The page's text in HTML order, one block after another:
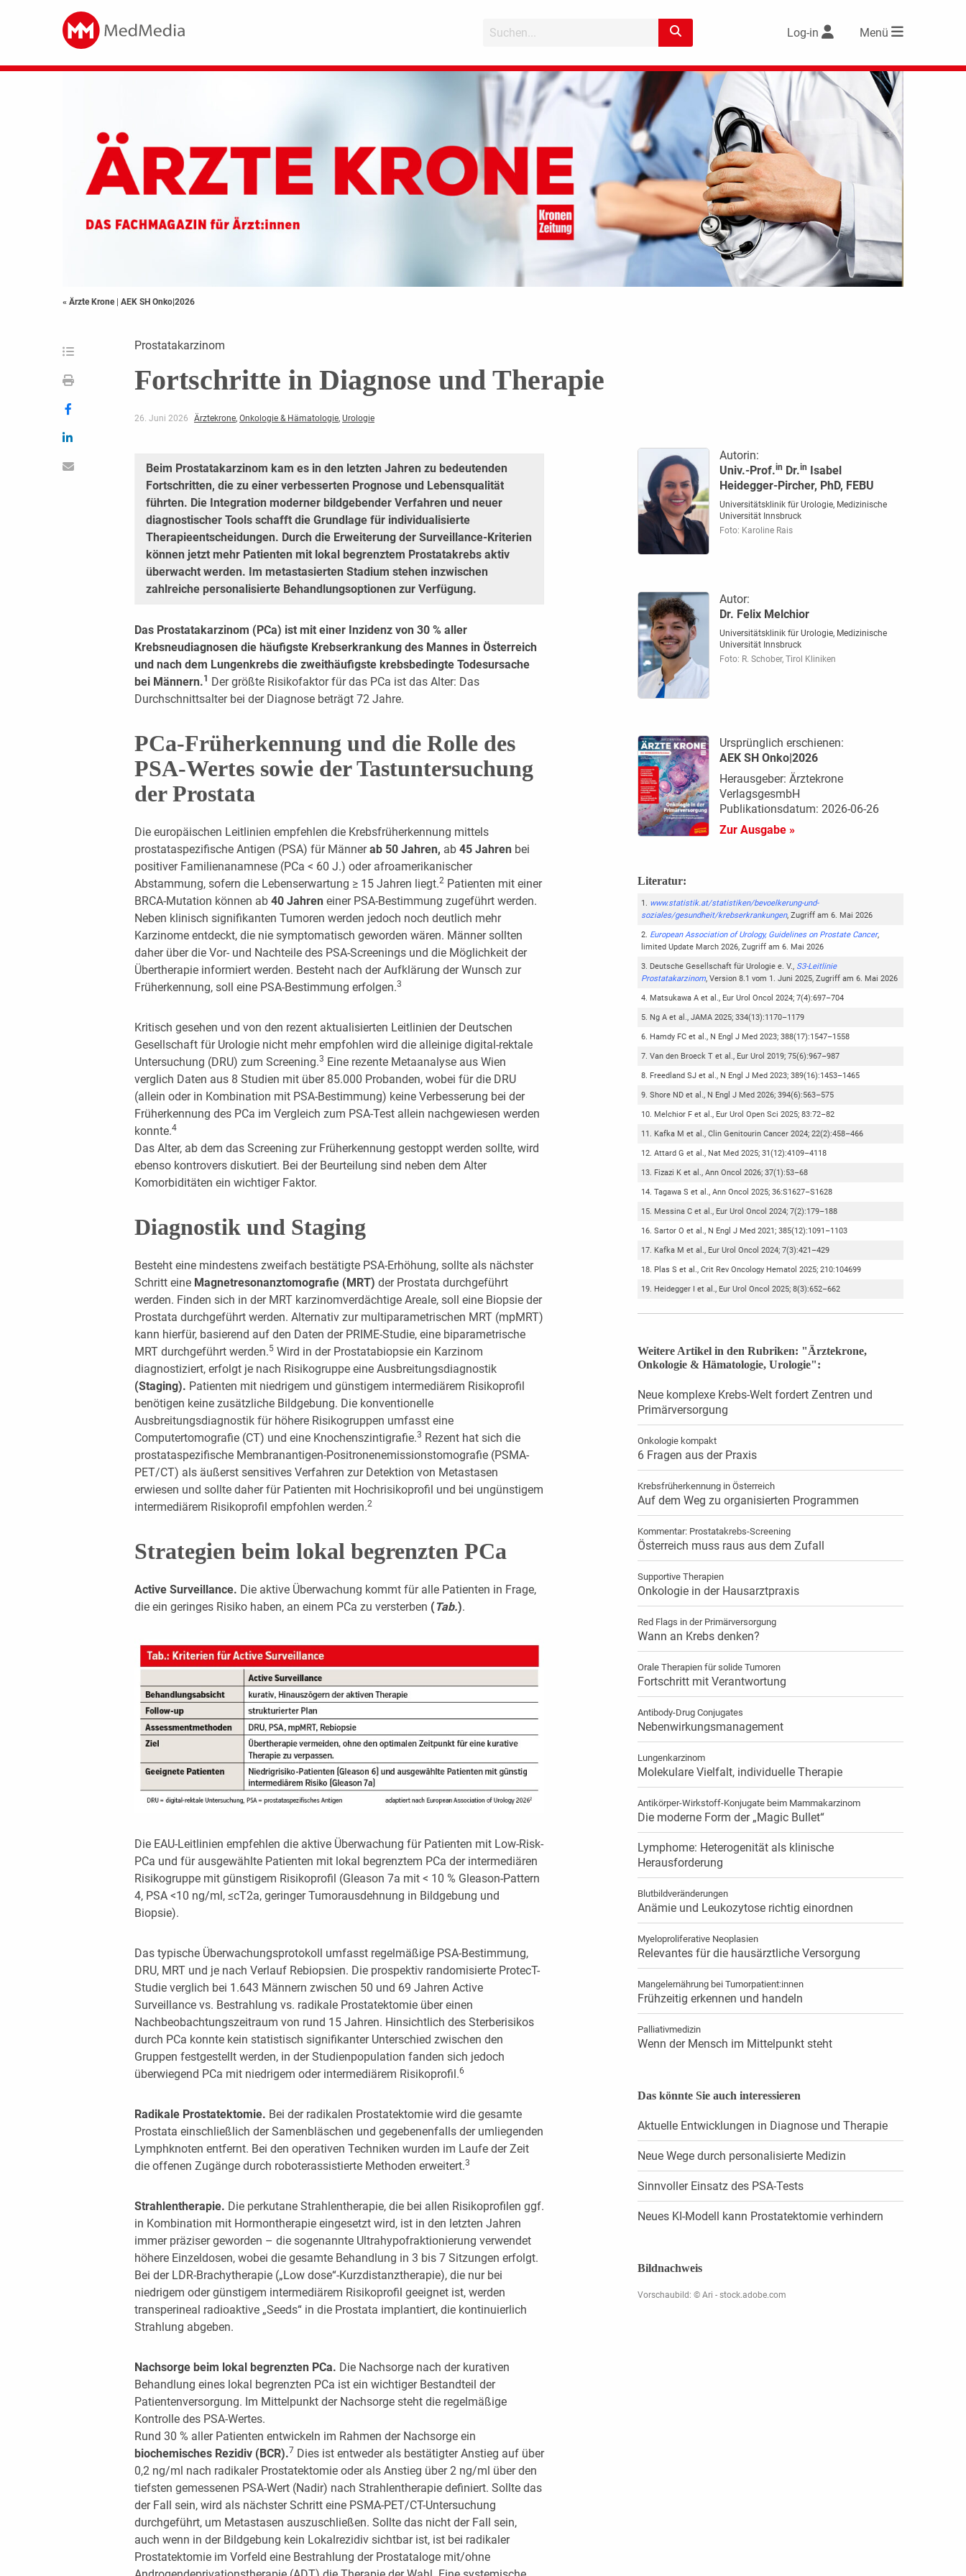
Log-in Menü
« Ärzte Krone | AEK SH Onko|2026
Prostatakarzinom
Fortschritte in Diagnose und Therapie
26. Juni 2026 Ärztekrone, Onkologie & Hämatologie, Urologie
Beim Prostatakarzinom kam es in den letzten Jahren zu bedeutenden
Fortschritten, die zu einer verbesserten Prognose und Lebensqualität
führten. Die Integration moderner bildgebender Verfahren und neuer
diagnostischer Tools schafft die Grundlage für individualisierte
Therapieentscheidungen. Durch die Erweiterung der Surveillance-Kriterien
können jetzt mehr Patienten mit lokal begrenztem Prostatakrebs aktiv
überwacht werden. Im metastasierten Stadium stehen inzwischen
zahlreiche personalisierte Behandlungsoptionen zur Verfügung.
Das Prostatakarzinom (PCa) ist mit einer Inzidenz von 30 % aller
Krebsneudiagnosen die häufigste Krebserkrankung des Mannes in Österreich
und nach dem Lungenkrebs die zweithäufigste krebsbedingte Todesursache
bei Männern.1 Der größte Risikofaktor für das PCa ist das Alter: Das
Durchschnittsalter bei der Diagnose beträgt 72 Jahre.
PCa-Früherkennung und die Rolle des
PSA-Wertes sowie der Tastuntersuchung
der Prostata
Die europäischen Leitlinien empfehlen die Krebsfrüherkennung mittels
prostataspezifische Antigen (PSA) für Männerab 50 Jahren, ab45 Jahrenbei
positiver Familienanamnese (PCa < 60 J.) oder afroamerikanischer
Abstammung, sofern die Lebenserwartung ≥ 15 Jahren liegt.2Patienten mit einer
BRCA-Mutation können ab 40 Jahren einer PSA-Bestimmung zugeführt werden.
Neben klinisch signifikanten Tumoren werden jedoch noch deutlich mehr
Karzinome entdeckt, die nie symptomatisch geworden wären. Männer sollten
daher über die Vor- und Nachteile des PSA-Screenings und die Möglichkeit der
Übertherapie informiert werden. Besteht nach der Aufklärung der Wunsch zur
Früherkennung, soll eine PSA-Bestimmung erfolgen.3
Kritisch gesehen und von den rezent aktualisierten Leitlinien der Deutschen
Gesellschaft für Urologie nicht mehr empfohlen wird die alleinige digital-rektale
Untersuchung (DRU) zum Screening.3 Eine rezente Metaanalyse aus Wien
verglich Daten aus 8 Studien mit über 85.000 Probanden, wobei für die DRU
(allein oder in Kombination mit PSA-Bestimmung) keine Verbesserung bei der
Früherkennung des PCa im Vergleich zum PSA-Test allein nachgewiesen werden
konnte.4
Das Alter, ab dem das Screening zur Früherkennung gestoppt werden sollte, wird
ebenso kontrovers diskutiert. Bei der Beurteilung sind neben dem Alter
Komorbiditäten ein wichtiger Faktor.
Diagnostik und Staging
Besteht eine mindestens zweifach bestätigte PSA-Erhöhung, sollte als nächster
Schritt eine Magnetresonanztomografie (MRT) der Prostata durchgeführt
werden. Finden sich in der MRT karzinomverdächtige Areale, soll eine Biopsie der
Prostata durchgeführt werden. Alternativ zur multiparametrischen MRT (mpMRT)
kann hierfür, basierend auf den Daten der PRIME-Studie, eine biparametrische
MRT durchgeführt werden.5Wird in der Prostatabiopsie ein Karzinom
diagnostiziert, erfolgt je nach Risikogruppe eine Ausbreitungsdiagnostik
(Staging). Patienten mit niedrigem und günstigem intermediärem Risikoprofil
benötigen keine zusätzliche Bildgebung. Die konventionelle
Ausbreitungsdiagnostik für höhere Risikogruppen umfasst eine
Computertomografie (CT) und eine Knochenszintigrafie.3 Rezent hat sich die
prostataspezifische Membranantigen-Positronenemissionstomografie (PSMA-
PET/CT) als äußerst sensitives Verfahren zur Detektion von Metastasen
erwiesen und sollte daher für Patienten mit Hochrisikoprofil und bei ungünstigem
intermediärem Risikoprofil empfohlen werden.2
Strategien beim lokal begrenzten PCa
Active Surveillance. Die aktive Überwachung kommt für alle Patienten in Frage,
die ein geringes Risiko haben, an einem PCa zu versterben (Tab.).
Die EAU-Leitlinien empfehlen die aktive Überwachung für Patienten mit Low-Risk-
PCa und für ausgewählte Patienten mit lokal begrenztem PCa der intermediären
Risikogruppe mit günstigem Risikoprofil (Gleason 7a mit < 10 % Gleason-Pattern
4, PSA <10 ng/ml, ≤cT2a, geringer Tumorausdehnung in Bildgebung und
Biopsie).
Das typische Überwachungsprotokoll umfasst regelmäßige PSA-Bestimmung,
DRU, MRT und je nach Verlauf Rebiopsien. Die prospektiv randomisierte ProtecT-
Studie verglich bei 1.643 Männern zwischen 50 und 69 Jahren Active
Surveillance vs. Bestrahlung vs. radikale Prostatektomie über einen
Nachbeobachtungszeitraum von rund 15 Jahren. Hinsichtlich des Sterberisikos
durch PCa konnte kein statistisch signifikanter Unterschied zwischen den
Gruppen festgestellt werden, in der Studienpopulation fanden sich jedoch
überwiegend PCa mit niedrigem oder intermediärem Risikoprofil.6
Radikale Prostatektomie. Bei der radikalen Prostatektomie wird die gesamte
Prostata einschließlich der Samenbläschen und gegebenenfalls der umliegenden
Lymphknoten entfernt. Bei den operativen Techniken wurden im Laufe der Zeit
die offenen Zugänge durch roboterassistierte Methoden erweitert.3
Strahlentherapie. Die perkutane Strahlentherapie, die bei allen Risikoprofilen ggf.
in Kombination mit Hormontherapie eingesetzt wird, ist in den letzten Jahren
immer präziser geworden – die sogenannte Ultrahypofraktionierung verwendet
höhere Einzeldosen, wobei die gesamte Behandlung in 3 bis 7 Sitzungen erfolgt.
Bei der LDR-Brachytherapie („Low dose“-Kurzdistanztherapie), die nur bei
niedrigem oder günstigem intermediärem Risikoprofil geeignet ist, werden
transperineal radioaktive „Seeds“ in die Prostata implantiert, die kontinuierlich
Strahlung abgeben.
Nachsorge beim lokal begrenzten PCa. Die Nachsorge nach der kurativen
Behandlung eines lokal begrenzten PCa ist ein wichtiger Bestandteil der
Patientenversorgung. Im Mittelpunkt der Nachsorge steht die regelmäßige
Kontrolle des PSA-Wertes.
Rund 30 % aller Patienten entwickeln im Rahmen der Nachsorge ein
biochemisches Rezidiv (BCR).7 Dies ist entweder als bestätigter Anstieg auf über
0,2 ng/ml nach radikaler Prostatektomie oder als Anstieg über 2 ng/ml über den
tiefsten gemessenen PSA-Wert (Nadir) nach Strahlentherapie definiert. Sollte das
der Fall sein, wird als nächster Schritt eine PSMA-PET/CT-Untersuchung
durchgeführt, um Metastasen auszuschließen. Sollte das nicht der Fall sein,
auch wenn in der Bildgebung kein Lokalrezidiv sichtbar ist, ist bei radikaler
Prostatektomie im Vorfeld eine Bestrahlung der Prostataloge mit/ohne
Autorin:
Univ.-Prof.in Dr.in Isabel
Heidegger-Pircher, PhD, FEBU
Universitätsklinik für Urologie, Medizinische
Universität Innsbruck
Foto: Karoline Rais
Autor:
Dr. Felix Melchior
Universitätsklinik für Urologie, Medizinische
Universität Innsbruck
Foto: R. Schober, Tirol Kliniken
Ursprünglich erschienen:
AEK SH Onko|2026
Herausgeber: Ärztekrone
VerlagsgesmbH
Publikationsdatum: 2026-06-26
Zur Ausgabe »
Literatur:
www.statistik.at/statistiken/bevoelkerung-und-
soziales/gesundheit/krebserkrankungen, Zugriff am 6. Mai 2026
European Association of Urology, Guidelines on Prostate Cancer,
limited Update March 2026, Zugriff am 6. Mai 2026
Deutsche Gesellschaft für Urologie e. V., S3-Leitlinie
Prostatakarzinom, Version 8.1 vom 1. Juni 2025, Zugriff am 6. Mai 2026
Matsukawa A et al., Eur Urol Oncol 2024; 7(4):697–704
Ng A et al., JAMA 2025; 334(13):1170–1179
Hamdy FC et al., N Engl J Med 2023; 388(17):1547–1558
Van den Broeck T et al., Eur Urol 2019; 75(6):967–987
Freedland SJ et al., N Engl J Med 2023; 389(16):1453–1465
Shore ND et al., N Engl J Med 2026; 394(6):563–575
Melchior F et al., Eur Urol Open Sci 2025; 83:72–82
Kafka M et al., Clin Genitourin Cancer 2024; 22(2):458–466
Attard G et al., Nat Med 2025; 31(12):4109–4118
Fizazi K et al., Ann Oncol 2026; 37(1):53–68
Tagawa S et al., Ann Oncol 2025; 36:S1627–S1628
Messina C et al., Eur Urol Oncol 2024; 7(2):179–188
Sartor O et al., N Engl J Med 2021; 385(12):1091–1103
Kafka M et al., Eur Urol Oncol 2024; 7(3):421–429
Plas S et al., Crit Rev Oncology Hematol 2025; 210:104699
Heidegger I et al., Eur Urol Oncol 2025; 8(3):652–662
Weitere Artikel in den Rubriken: "Ärztekrone,
Onkologie & Hämatologie, Urologie":
Neue komplexe Krebs-Welt fordert Zentren und
Primärversorgung
Onkologie kompakt
6 Fragen aus der Praxis
Krebsfrüherkennung in Österreich
Auf dem Weg zu organisierten Programmen
Kommentar: Prostatakrebs-Screening
Österreich muss raus aus dem Zufall
Supportive Therapien
Onkologie in der Hausarztpraxis
Red Flags in der Primärversorgung
Wann an Krebs denken?
Orale Therapien für solide Tumoren
Fortschritt mit Verantwortung
Antibody-Drug Conjugates
Nebenwirkungsmanagement
Lungenkarzinom
Molekulare Vielfalt, individuelle Therapie
Antikörper-Wirkstoff-Konjugate beim Mammakarzinom
Die moderne Form der „Magic Bullet“
Lymphome: Heterogenität als klinische
Herausforderung
Blutbildveränderungen
Anämie und Leukozytose richtig einordnen
Myeloproliferative Neoplasien
Relevantes für die hausärztliche Versorgung
Mangelernährung bei Tumorpatient:innen
Frühzeitig erkennen und handeln
Palliativmedizin
Wenn der Mensch im Mittelpunkt steht
Das könnte Sie auch interessieren
Aktuelle Entwicklungen in Diagnose und Therapie
Neue Wege durch personalisierte Medizin
Sinnvoller Einsatz des PSA-Tests
Neues KI-Modell kann Prostatektomie verhindern
Bildnachweis
Vorschaubild: © Ari - stock.adobe.com